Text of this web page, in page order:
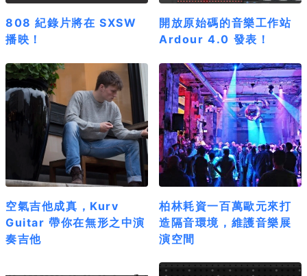
808 紀錄片將在 SXSW
播映！
開放原始碼的音樂工作站
Ardour 4.0 發表！
空氣吉他成真，Kurv
Guitar 帶你在無形之中演
奏吉他
柏林耗資一百萬歐元來打
造隔音環境，維護音樂展
演空間